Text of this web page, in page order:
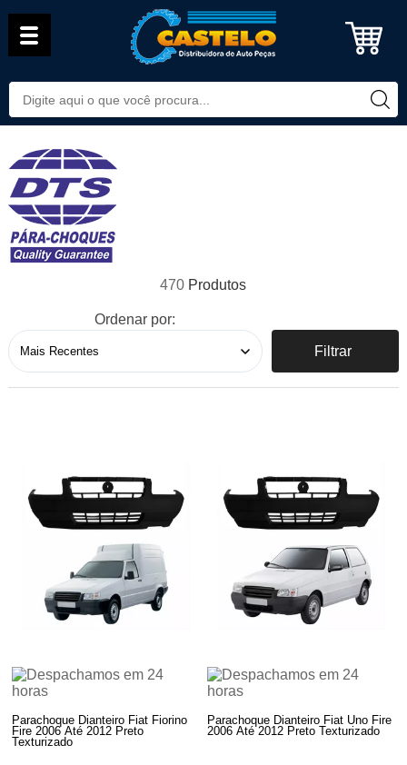
470
Ordenar por:
Filtrar
Parachoque Dianteiro Fiat Fiorino
Fire 2006 Até 2012 Preto
Texturizado
Parachoque Dianteiro Fiat Uno Fire
2006 Até 2012 Preto Texturizado